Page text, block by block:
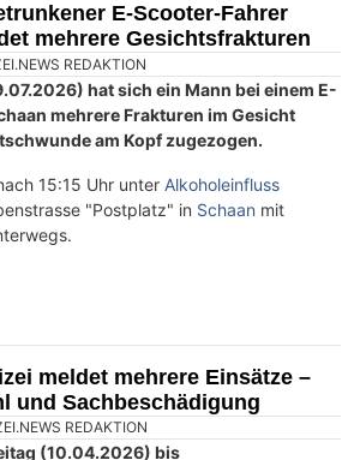
sowie mehrere Widerhandlungen gegen
und das Kinder- und
begangen zu haben.
E-Scooter-Fahrer
mehrere Gesichtsfrakturen